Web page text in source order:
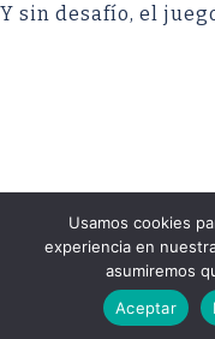
Y sin desafío, el
© 2026 Reivaj
Usamos cookies
experiencia en
asumiremos
Aceptar